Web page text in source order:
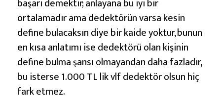
başarı demektir; anlayana bu iyi bir
ortalamadır ama dedektörün varsa kesin
define bulacaksın diye bir kaide yoktur, bunun
en kısa anlatımı ise dedektörü olan kişinin
define bulma şansı olmayandan daha fazladır,
bu isterse 1.000 TL lik vlf dedektör olsun hiç
fark etmez.